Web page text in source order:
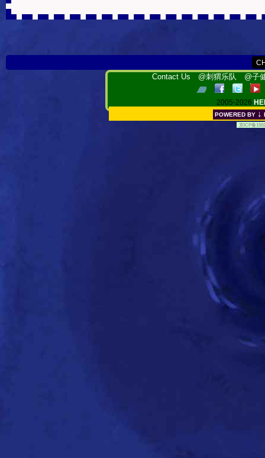
Contact Us @刺猬乐队 @子
2005-2026
POWERED BY ↓
[ 京ICP备1502